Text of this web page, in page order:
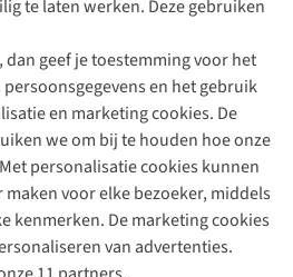
te laten werken. Deze gebruiken
dan geef je toestemming voor het
en het gebruik
en marketing cookies. De
we om bij te houden hoe onze
personalisatie cookies kunnen
voor elke bezoeker, middels
kenmerken. De marketing cookies
van advertenties.
Buitenexpert